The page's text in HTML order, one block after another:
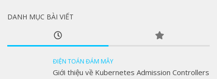
DANH MỤC BÀI VIẾT
ĐIỆN TOÁN ĐÁM MÂY
Giới thiệu về Kubernetes Admission Controllers